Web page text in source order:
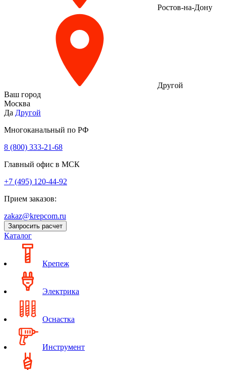
Ростов-на-Дону
Другой
Ваш город
Москва
Да Другой
Многоканальный по РФ
8 (800) 333‑21-68
Главный офис в МСК
+7 (495) 120-44-92
Прием заказов:
zakaz@krepcom.ru
Запросить расчет
Каталог
Крепеж
Электрика
Оснастка
Инструмент